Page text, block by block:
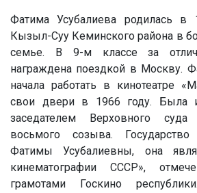
Фатима Усубалиева родилась
Кызыл-Суу Кеминского района в
семье. В 9-м классе за
награждена поездкой в Москву.
начала работать в кинотеатре
свои двери в 1966 году. Была
заседателем Верховного
восьмого созыва.
Фатимы Усубалиевны, она
кинематографии СССР»,
грамотами Госкино